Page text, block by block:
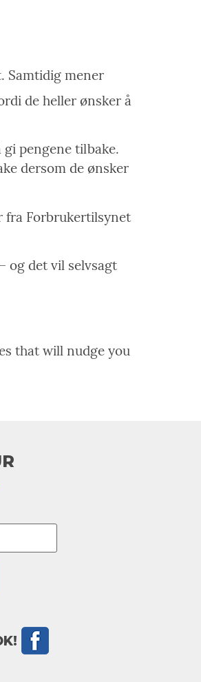
Samtidig mener
de heller ønsker å
pengene tilbake.
dersom de ønsker
fra Forbrukertilsynet
og det vil selvsagt
that will nudge you